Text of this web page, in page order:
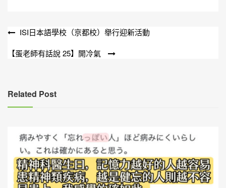
文
章
ISI日本語學校（京都校）舉行迎新活動
【蛋老師有話說 25】開冷氣
Related Post